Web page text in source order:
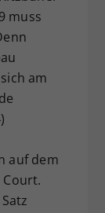
muss
am
auf dem
eine
falls der